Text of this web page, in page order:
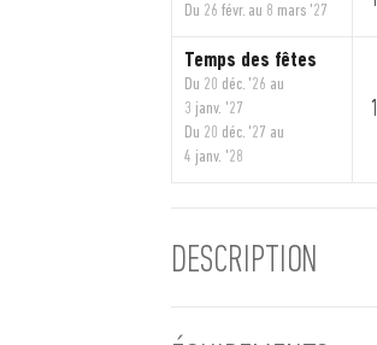
Du 26 févr. au 8 mars '27
Temps des fêtes
Du 20 déc. '26 au
3 janv. '27
Du 20 déc. '27 au
4 janv. '28
DESCRIPTION